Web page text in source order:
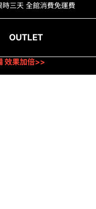
三天 全館消費免運費
OUTLET
效果加倍>>